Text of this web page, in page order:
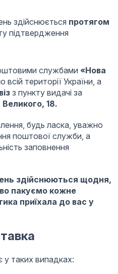
здійснюється протягом
підтвердження
службами «Нова
всій території України, а
з пункту видачі за
18.
будь ласка, уважно
поштової служби, а
заповнення
здійснюються щодня,
пакуємо кожне
приїхала до вас у
у таких випадках: